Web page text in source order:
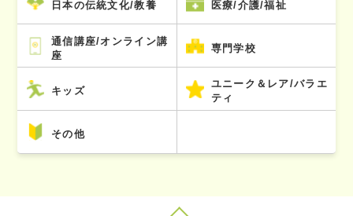
日本の伝統文化/教養 医療/介護/福祉
通信講座/オンライン講
座
専門学校
キッズ
ユニーク＆レア/バラエ
ティ
その他